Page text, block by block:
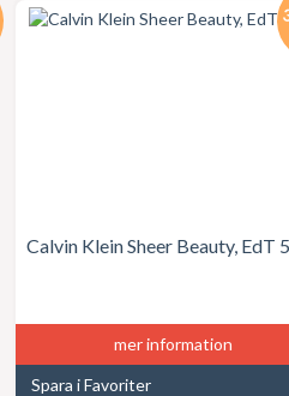
Calvin Klein Sheer Beauty, EdT
mer information
Spara i Favoriter